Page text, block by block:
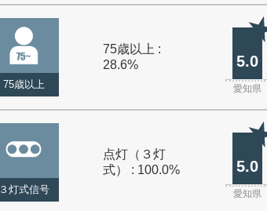
75歳以上
75歳以上 :
28.6%
5.0
愛知県
３灯式信号
点灯（３灯
式） : 100.0%
5.0
愛知県